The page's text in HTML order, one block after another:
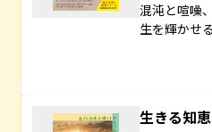
混沌と喧噪
生を輝かせ
生きる知